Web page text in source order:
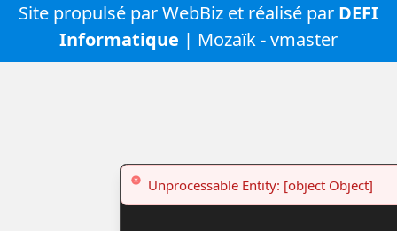
Site propulsé par WebBiz et réalisé par DEFI
Informatique | Mozaïk - vmaster